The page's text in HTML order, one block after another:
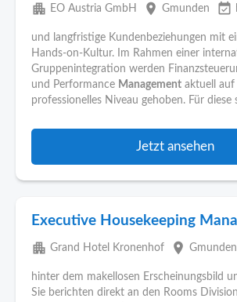
apartment EO Austria GmbH place Gmunden event_available
und langfristige Kundenbeziehungen mit
Hands-on-Kultur. Im Rahmen einer
Gruppenintegration werden
und Performance Management aktuell auf
professionelles Niveau gehoben. Für diese
Jetzt ansehen
Executive Housekeeping
apartment Grand Hotel Kronenhof place Gmunden
hinter dem makellosen Erscheinungsbild
Sie berichten direkt an den Rooms Division